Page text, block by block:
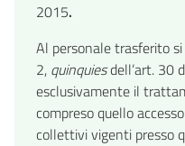
2015.
Al personale trasferito
2, quinquiesdell’art. 30
esclusivamente il
compreso quello
collettivi vigenti presso